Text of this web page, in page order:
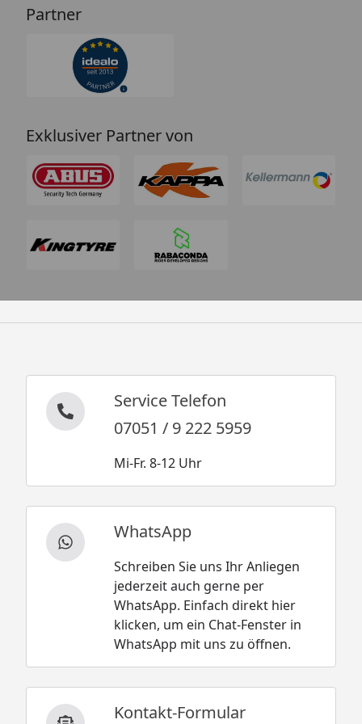
Partner
Exklusiver Partner von
Service Telefon
07051 / 9 222 5959
Mi-Fr. 8-12 Uhr
WhatsApp
Schreiben Sie uns Ihr Anliegen
jederzeit auch gerne per
WhatsApp. Einfach direkt hier
klicken, um ein Chat-Fenster in
WhatsApp mit uns zu öffnen.
Kontakt-Formular